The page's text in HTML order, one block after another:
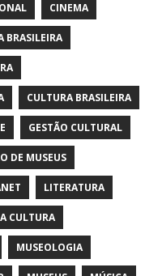
CINEMA
BRASILEIRA
CULTURA BRASILEIRA
GESTÃO CULTURAL
DE MUSEUS
LITERATURA
CULTURA
MUSEOLOGIA